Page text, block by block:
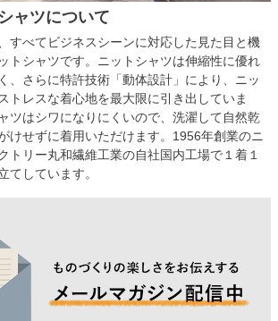
ャツについて
すべてビジネスシーンに対応した見た目と機
トシャツです。ニットシャツは伸縮性に優れ
、さらに特許技術「動体設計」により、ニッ
トレスな着心地を最大限に引き出していま
ツはシワになりにくいので、洗濯して自然乾
けせずに着用いただけます。1956年創業のニ
トリー丸和繊維工業の自社国内工場で１着１
てしています。